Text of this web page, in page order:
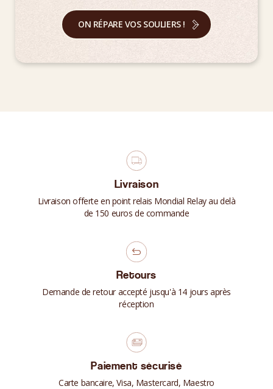
ON RÉPARE VOS SOULIERS !
Livraison
Livraison offerte en point relais Mondial Relay au delà
de 150 euros de commande
Retours
Demande de retour accepté jusqu'à 14 jours après
réception
Paiement sécurisé
Carte bancaire, Visa, Mastercard, Maestro